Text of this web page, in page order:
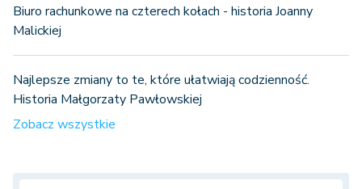
Biuro rachunkowe na czterech kołach - historia Joanny
Malickiej
Najlepsze zmiany to te, które ułatwiają codzienność.
Historia Małgorzaty Pawłowskiej
Zobacz wszystkie